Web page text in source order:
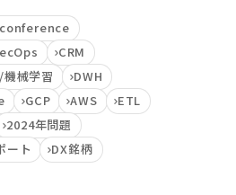
CRM
械学習
DWH
GCP AWS
ETL
2024年問題
ート DX銘柄